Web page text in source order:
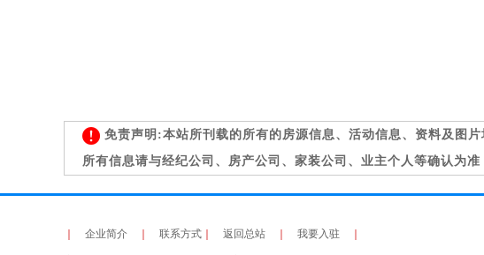
免责声明:本站所刊载的所有的房源信息、活动信息、资料及图
所有信息请与经纪公司、房产公司、家装公司、业主个人等确认为准
企业简介 联系方式 返回总站 我要入驻